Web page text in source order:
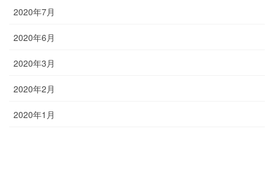
2020年7月
2020年6月
2020年3月
2020年2月
2020年1月